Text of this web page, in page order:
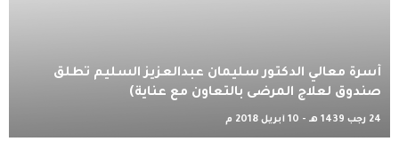
أسرة معالي الدكتور سليمان عبدالعزيز السليم تطلق
صندوق لعلاج المرضى بالتعاون مع عناية)
24 رجب 1439 هـ - 10 أبريل 2018 م